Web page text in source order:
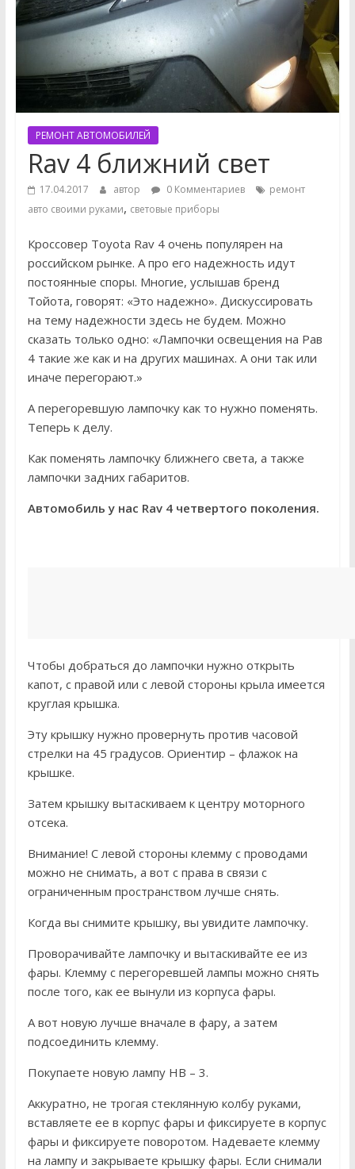
РЕМОНТ АВТОМОБИЛЕЙ
Rav 4 ближний свет
17.04.2017 автор 0 Комментариев
ремонт
авто своими руками, световые приборы
Кроссовер Toyota Rav 4 очень популярен на
российском рынке. А про его надежность идут
постоянные споры. Многие, услышав бренд
Тойота, говорят: «Это надежно». Дискуссировать
на тему надежности здесь не будем. Можно
сказать только одно: «Лампочки освещения на Рав
4 такие же как и на других машинах. А они так или
иначе перегорают.»
А перегоревшую лампочку как то нужно поменять.
Теперь к делу.
Как поменять лампочку ближнего света, а также
лампочки задних габаритов.
Автомобиль у нас Rav 4 четвертого поколения.
Чтобы добраться до лампочки нужно открыть
капот, с правой или с левой стороны крыла имеется
круглая крышка.
Эту крышку нужно провернуть против часовой
стрелки на 45 градусов. Ориентир – флажок на
крышке.
Затем крышку вытаскиваем к центру моторного
отсека.
Внимание! С левой стороны клемму с проводами
можно не снимать, а вот с права в связи с
ограниченным пространством лучше снять.
Когда вы снимите крышку, вы увидите лампочку.
Проворачивайте лампочку и вытаскивайте ее из
фары. Клемму с перегоревшей лампы можно снять
после того, как ее вынули из корпуса фары.
А вот новую лучше вначале в фару, а затем
подсоединить клемму.
Покупаете новую лампу НВ – 3.
Аккуратно, не трогая стеклянную колбу руками,
вставляете ее в корпус фары и фиксируете в корпус
фары и фиксируете поворотом. Надеваете клемму
на лампу и закрываете крышку фары. Если снимали